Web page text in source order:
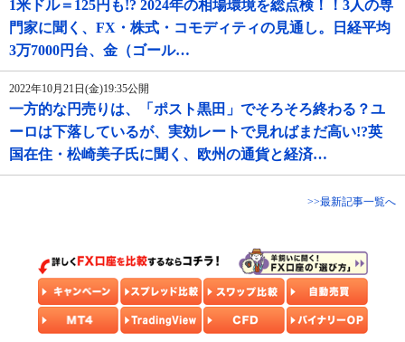
1米ドル＝125円も!? 2024年の相場環境を総点検！！3人の専
門家に聞く、FX・株式・コモディティの見通し。日経平均
3万7000円台、金（ゴール…
2022年10月21日(金)19:35公開
一方的な円売りは、「ポスト黒田」でそろそろ終わる？ユ
ーロは下落しているが、実効レートで見ればまだ高い!?英
国在住・松崎美子氏に聞く、欧州の通貨と経済…
>>最新記事一覧へ